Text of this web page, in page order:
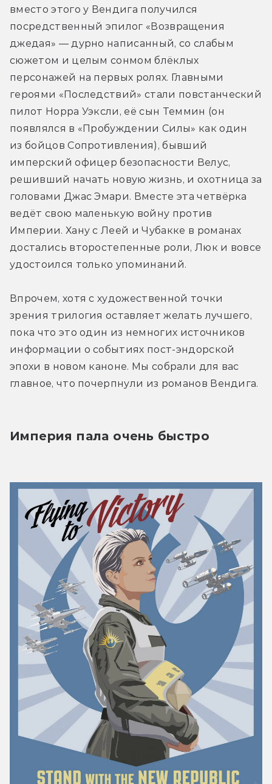
вместо этого у Вендига получился
посредственный эпилог «Возвращения
джедая» — дурно написанный, со слабым
сюжетом и целым сонмом блёклых
персонажей на первых ролях. Главными
героями «Последствий» стали повстанческий
пилот Норра Уэксли, её сын Теммин (он
появлялся в «Пробуждении Силы» как один
из бойцов Сопротивления), бывший
имперский офицер безопасности Велус,
решивший начать новую жизнь, и охотница за
головами Джас Эмари. Вместе эта четвёрка
ведёт свою маленькую войну против
Империи. Хану с Леей и Чубакке в романах
достались второстепенные роли, Люк и вовсе
удостоился только упоминаний.
Впрочем, хотя с художественной точки
зрения трилогия оставляет желать лучшего,
пока что это один из немногих источников
информации о событиях пост-эндорской
эпохи в новом каноне. Мы собрали для вас
главное, что почерпнули из романов Вендига.
Империя пала очень быстро